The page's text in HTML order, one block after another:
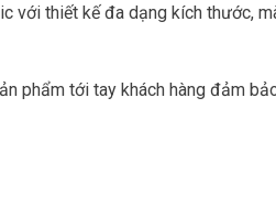
với thiết kế đa dạng kích thước,
phẩm tới tay khách hàng đảm